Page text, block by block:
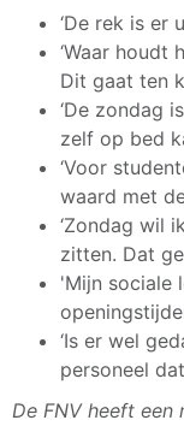
‘De rek is er
‘Waar houdt
Dit gaat ten
‘De zondag
zelf op bed
‘Voor
waard met
‘Zondag wil
zitten. Dat
'Mijn sociale
‘Is er wel
personeel
De FNV heeft